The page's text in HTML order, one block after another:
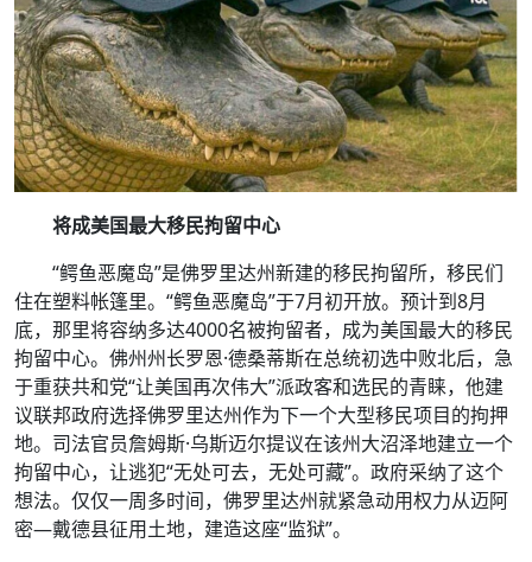
将成美国最大移民拘留中心
“鳄鱼恶魔岛”是佛罗里达州新建的移民拘留所，移民们
住在塑料帐篷里。“鳄鱼恶魔岛”于7月初开放。预计到8月
底，那里将容纳多达4000名被拘留者，成为美国最大的移民
拘留中心。佛州州长罗恩·德桑蒂斯在总统初选中败北后，急
于重获共和党“让美国再次伟大”派政客和选民的青睐，他建
议联邦政府选择佛罗里达州作为下一个大型移民项目的拘押
地。司法官员詹姆斯·乌斯迈尔提议在该州大沼泽地建立一个
拘留中心，让逃犯“无处可去，无处可藏”。政府采纳了这个
想法。仅仅一周多时间，佛罗里达州就紧急动用权力从迈阿
密—戴德县征用土地，建造这座“监狱”。